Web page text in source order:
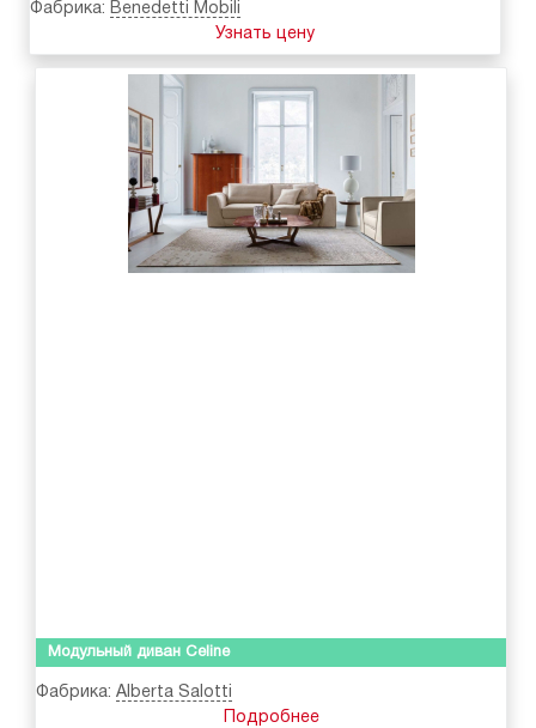
Фабрика: Benedetti Mobili
Узнать цену
Модульный диван Celine
Фабрика: Alberta Salotti
Подробнее